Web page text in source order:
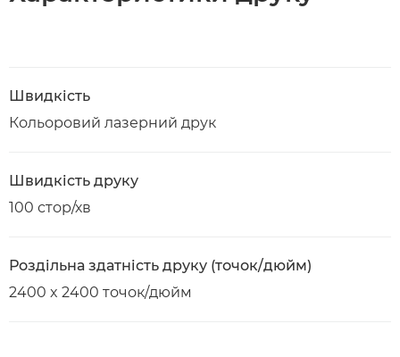
Швидкість
Кольоровий лазерний друк
Швидкість друку
100 стор/хв
Роздільна здатність друку (точок/дюйм)
2400 x 2400 точок/дюйм